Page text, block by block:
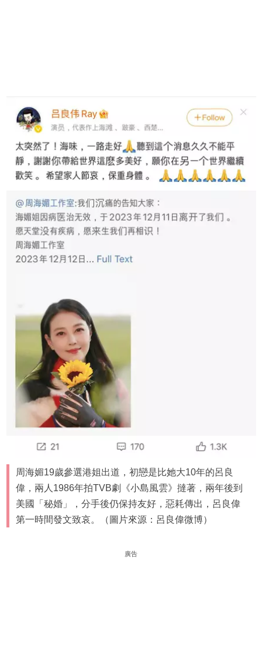
周海媚19歲參選港姐出道，初戀是比她大10年的呂良
偉，兩人1986年拍TVB劇《小島風雲》撻著，兩年後到
美國「秘婚」，分手後仍保持友好，惡耗傳出，呂良偉
第一時間發文致哀。（圖片來源：呂良偉微博）
廣告